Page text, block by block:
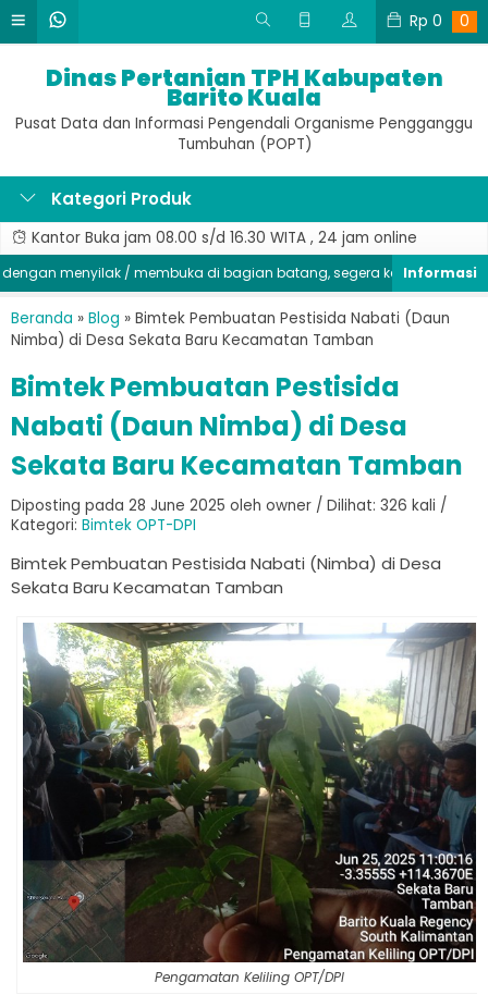
Rp 0 0
Dinas Pertanian TPH Kabupaten
Barito Kuala
Pusat Data dan Informasi Pengendali Organisme Pengganggu
Tumbuhan (POPT)
Kategori Produk
Kantor Buka jam 08.00 s/d 16.30 WITA , 24 jam online
menyilak / membuka di bagian batang, segera kendalikan
Beranda » Blog » Bimtek Pembuatan Pestisida Nabati (Daun
Nimba) di Desa Sekata Baru Kecamatan Tamban
Bimtek Pembuatan Pestisida
Nabati (Daun Nimba) di Desa
Sekata Baru Kecamatan Tamban
Diposting pada 28 June 2025 oleh owner / Dilihat: 326 kali /
Kategori: Bimtek OPT-DPI
Bimtek Pembuatan Pestisida Nabati (Nimba) di Desa
Sekata Baru Kecamatan Tamban
Pengamatan Keliling OPT/DPI